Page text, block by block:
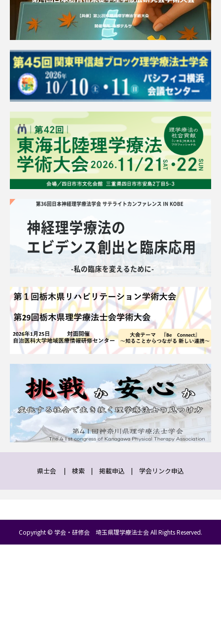
県士会 | 検索 | 掲載申込 | 学会リンク申込
Copyright © 学会・研修会 埼玉県理学療法士会 All Rights Reserved.